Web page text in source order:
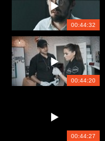
00:44:32
00:44:20
00:44:27